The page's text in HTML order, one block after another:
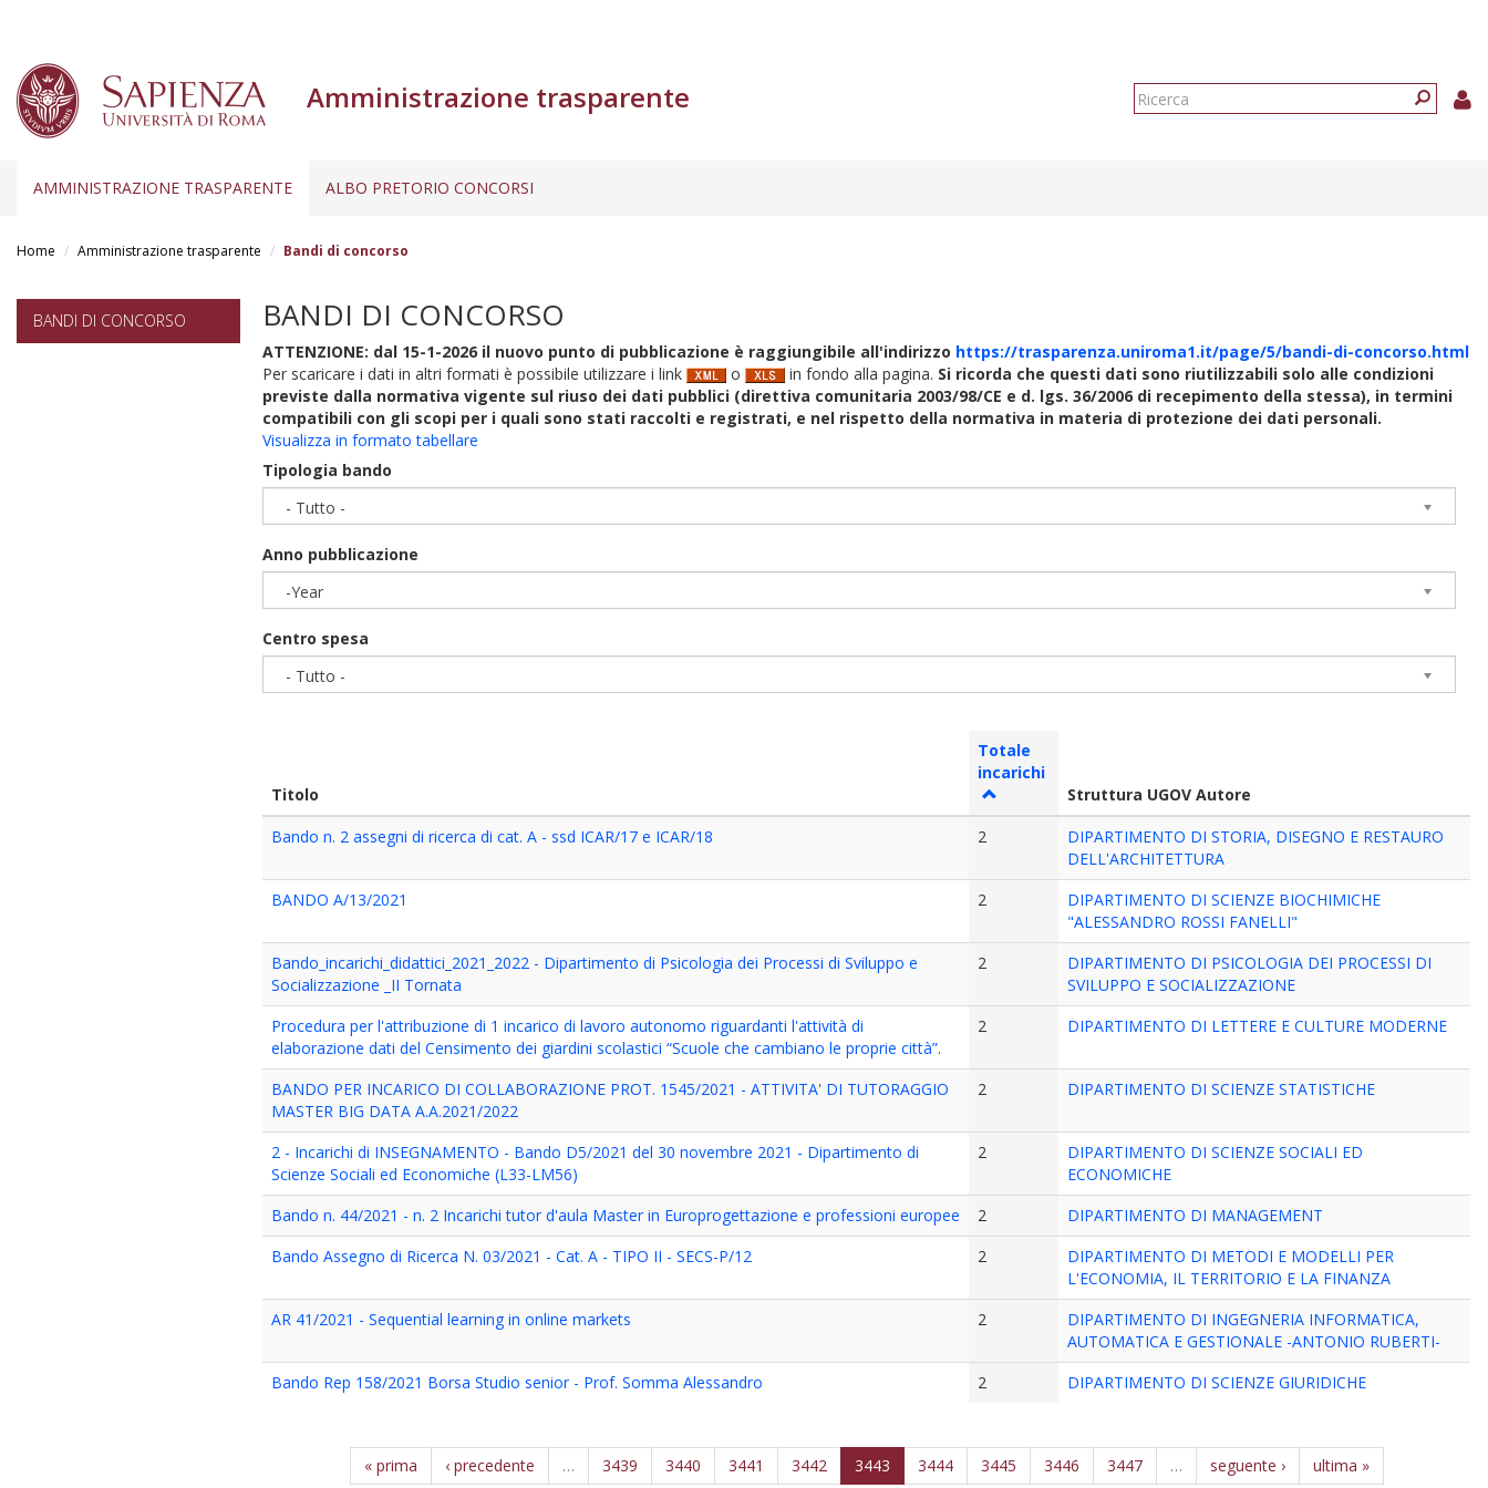
Amministrazione trasparente
Form
AMMINISTRAZIONE TRASPARENTE ALBO PRETORIO CONCORSI
Home Amministrazione trasparente Bandi di concorso
BANDI DI CONCORSO BANDI DI CONCORSO
ATTENZIONE: dal 15-1-2026 il nuovo punto di pubblicazione è raggiungibile all'indirizzo https://trasparenza.uniroma1.it/page/5/bandi-di-concorso.html
Per scaricare i dati in altri formati è possibile utilizzare i link
o in fondo alla pagina. Si ricorda che questi dati sono riutilizzabili solo alle condizioni
previste dalla normativa vigente sul riuso dei dati pubblici (direttiva comunitaria 2003/98/CE e d. lgs. 36/2006 di recepimento della stessa), in termini
compatibili con gli scopi per i quali sono stati raccolti e registrati, e nel rispetto della normativa in materia di protezione dei dati personali.
Visualizza in formato tabellare
Tipologia bando
- Tutto -
Anno pubblicazione
-Year
Centro spesa
- Tutto -
Titolo
Totale
incarichi
Struttura UGOV Autore
Bando n. 2 assegni di ricerca di cat. A - ssd ICAR/17 e ICAR/18
2
DIPARTIMENTO DI STORIA, DISEGNO E RESTAURO
DELL'ARCHITETTURA
BANDO A/13/2021
2
DIPARTIMENTO DI SCIENZE BIOCHIMICHE
"ALESSANDRO ROSSI FANELLI"
Bando_incarichi_didattici_2021_2022 - Dipartimento di Psicologia dei Processi di Sviluppo e
Socializzazione _II Tornata
2
DIPARTIMENTO DI PSICOLOGIA DEI PROCESSI DI
SVILUPPO E SOCIALIZZAZIONE
Procedura per l'attribuzione di 1 incarico di lavoro autonomo riguardanti l'attività di
elaborazione dati del Censimento dei giardini scolastici “Scuole che cambiano le proprie città”.
2 DIPARTIMENTO DI LETTERE E CULTURE MODERNE
BANDO PER INCARICO DI COLLABORAZIONE PROT. 1545/2021 - ATTIVITA' DI TUTORAGGIO
MASTER BIG DATA A.A.2021/2022
2 DIPARTIMENTO DI SCIENZE STATISTICHE
2 - Incarichi di INSEGNAMENTO - Bando D5/2021 del 30 novembre 2021 - Dipartimento di
Scienze Sociali ed Economiche (L33-LM56)
2
DIPARTIMENTO DI SCIENZE SOCIALI ED
ECONOMICHE
Bando n. 44/2021 - n. 2 Incarichi tutor d'aula Master in Europrogettazione e professioni europee
2
DIPARTIMENTO DI MANAGEMENT
Bando Assegno di Ricerca N. 03/2021 - Cat. A - TIPO II - SECS-P/12
2
DIPARTIMENTO DI METODI E MODELLI PER
L'ECONOMIA, IL TERRITORIO E LA FINANZA
AR 41/2021 - Sequential learning in online markets
2
DIPARTIMENTO DI INGEGNERIA INFORMATICA,
AUTOMATICA E GESTIONALE -ANTONIO RUBERTI-
Bando Rep 158/2021 Borsa Studio senior - Prof. Somma Alessandro
2 DIPARTIMENTO DI SCIENZE GIURIDICHE
« prima ‹ precedente … 3439 3440 3441 3442 3443 3444 3445 3446 3447 … seguente › ultima »